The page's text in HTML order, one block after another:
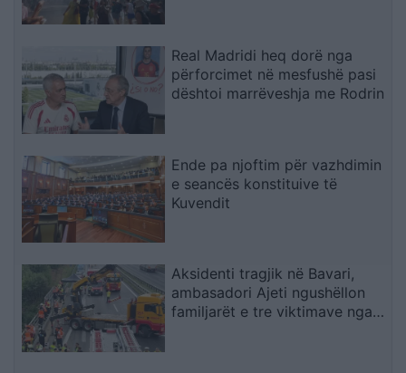
Real Madridi heq dorë nga
përforcimet në mesfushë pasi
dështoi marrëveshja me Rodrin
Ende pa njoftim për vazhdimin
e seancës konstituive të
Kuvendit
Aksidenti tragjik në Bavari,
ambasadori Ajeti ngushëllon
familjarët e tre viktimave nga